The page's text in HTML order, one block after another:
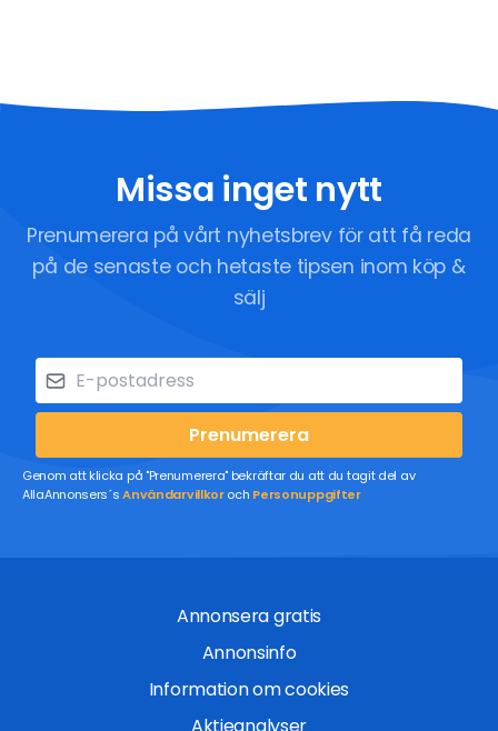
Missa inget nytt
Prenumerera på vårt nyhetsbrev för att få reda
på de senaste och hetaste tipsen inom köp &
sälj
Prenumerera
Genom att klicka på "Prenumerera" bekräftar du att du tagit del av
AllaAnnonsers´sAnvändarvillkoroch Personuppgifter
Annonsera gratis
Annonsinfo
Information om cookies